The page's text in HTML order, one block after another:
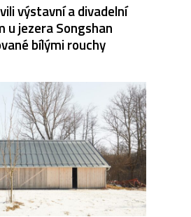
výstavní a divadelní
u jezera Songshan
bílými rouchy